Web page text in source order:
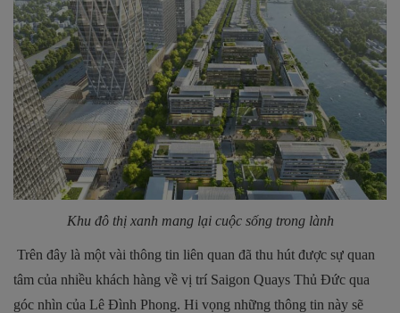
Khu đô thị xanh mang lại cuộc sống trong lành
Trên đây là một vài thông tin liên quan đã thu hút được sự quan
tâm của nhiều khách hàng về vị trí Saigon Quays Thủ Đức qua
góc nhìn của Lê Đình Phong. Hi vọng những thông tin này sẽ